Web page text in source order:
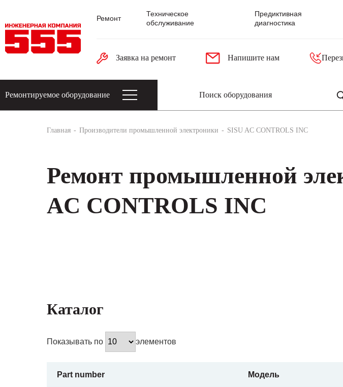
Ремонт
Техническое
обслуживание
Предиктивная
диагностика
Заявка на ремонт Напишите нам
Ремонтируемое оборудование
Главная Производители промышленной электроники SISU AC CONTROLS INC
Ремонт промышленной
AC CONTROLS INC
Каталог
Показывать по элементов
Part number Модель